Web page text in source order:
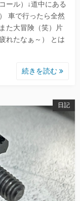
ール）↓道中にある
車で行ったら全然
た大冒険（笑）片
れたなぁ～） とは
続きを読む
日記